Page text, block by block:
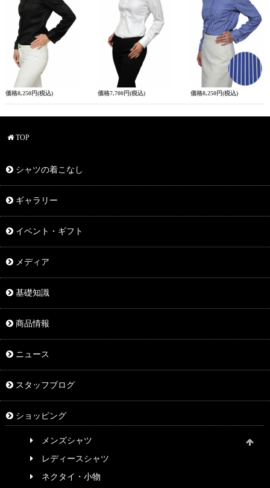
価格8,250円(税込) 価格7,700円(税込) 価格8,250円(税込)
TOP
シャツの着こなし
ギャラリー
イベント・ギフト
メディア
基礎知識
商品情報
ニュース
スタッフブログ
ショッピング
メンズシャツ
レディースシャツ
ネクタイ・小物